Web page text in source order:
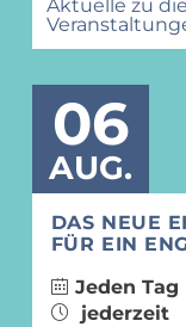
Aktuelle zu
06
AUG.
DAS NEUE
FÜR EIN
Jeden Tag
jederzeit